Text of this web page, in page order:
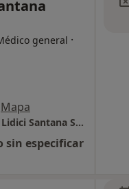
general ·
Mapa
Tratamientos Médico-Estéticos Dra. Lidici Santana SLP
sin especificar